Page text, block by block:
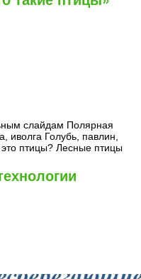
слайдам Полярная
иволга Голубь, павлин,
это птицы? Лесные птицы